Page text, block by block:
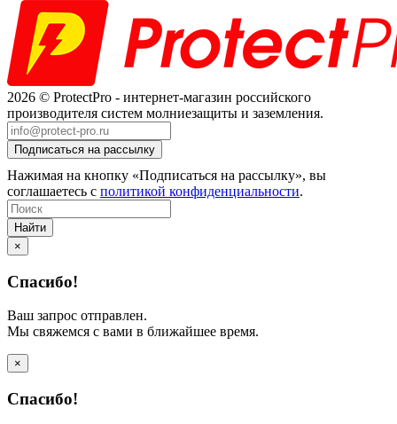
2026 © ProtectPro - интернет-магазин российского
производителя систем молниезащиты и заземления.
Нажимая на кнопку «Подписаться на рассылку», вы
соглашаетесь с политикой конфиденциальности.
Найти
×
Спасибо!
Ваш запрос отправлен.
Мы свяжемся с вами в ближайшее время.
×
Спасибо!